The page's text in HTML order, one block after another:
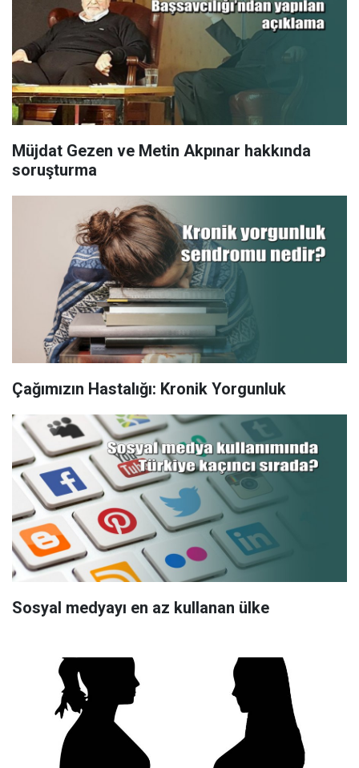
Müjdat Gezen ve Metin Akpınar hakkında
soruşturma
Çağımızın Hastalığı: Kronik Yorgunluk
Sosyal medyayı en az kullanan ülke